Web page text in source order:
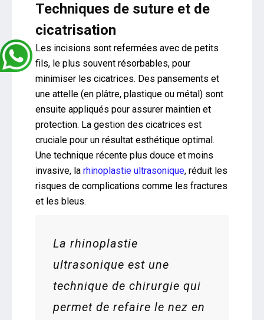
Techniques de suture et de
cicatrisation
Les incisions sont refermées avec de petits
fils, le plus souvent résorbables, pour
minimiser les cicatrices. Des pansements et
une attelle (en plâtre, plastique ou métal) sont
ensuite appliqués pour assurer maintien et
protection. La gestion des cicatrices est
cruciale pour un résultat esthétique optimal.
Une technique récente plus douce et moins
invasive, la rhinoplastie ultrasonique, réduit les
risques de complications comme les fractures
et les bleus.
La rhinoplastie
ultrasonique est une
technique de chirurgie qui
permet de refaire le nez en